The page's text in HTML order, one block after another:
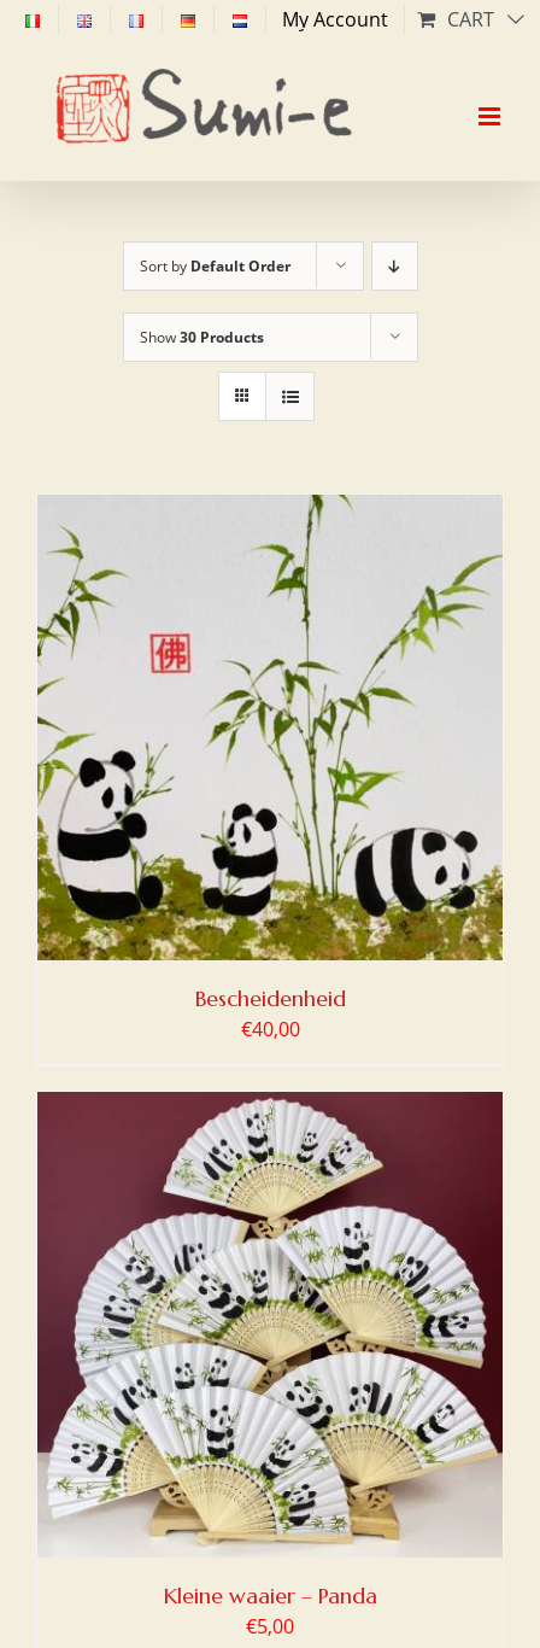
Skip
content
My Account CART
Sort by Default Order
Show30 Products
Bescheidenheid
€40,00
Kleine waaier – Panda
€5,00